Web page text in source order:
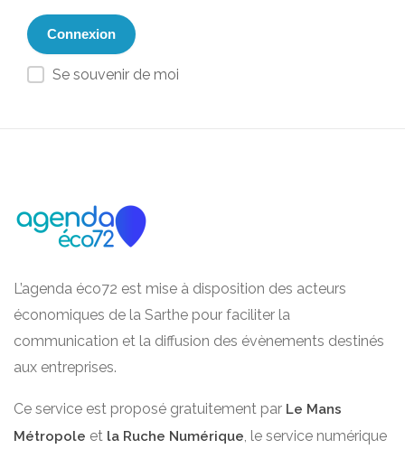
Se souvenir de moi
L’agenda éco72 est mise à disposition des acteurs
économiques de la Sarthe pour faciliter la
communication et la diffusion des évènements destinés
aux entreprises.
Ce service est proposé gratuitement par Le Mans
Métropole et la Ruche Numérique, le service numérique